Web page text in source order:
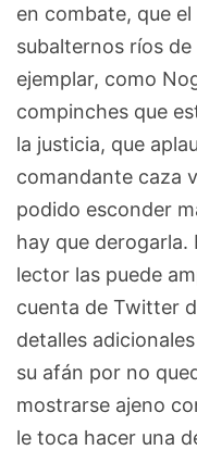
en combate, que
subalternos ríos
ejemplar, como
compinches que
la justicia, que
comandante caza
podido esconder
hay que derogarla.
lector las puede
cuenta de Twitter
detalles
su afán por no
mostrarse ajeno
le toca hacer una